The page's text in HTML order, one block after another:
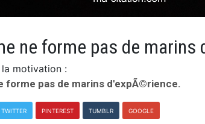
ne forme pas de
motivation :
forme pas de marins d'expÃ©rience.
TWITTER PINTEREST TUMBLR GOOGLE